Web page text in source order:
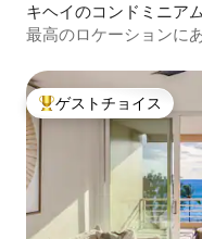
キヘイのコンドミニア
最高のロケーションに
大好評のゲストチョイ
ゲストチョイス